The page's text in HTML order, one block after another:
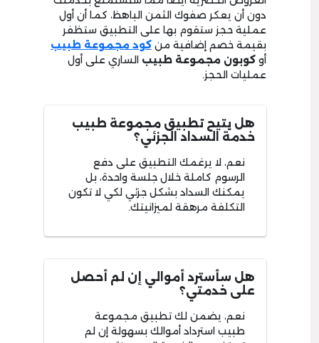
دون أن يعكر صفوك الثمن الباهظ، كما أن أول
عملية حجز ستقوم بها على التطبيق ستظفر
بقيمة خصم إضافية من كود مجموعة طبيب
أو كوبون مجموعة طبيب الساري على أول
عمليات الحجز.
هل يتيح تطبيق مجموعة طبيب
خدمة السداد الجزئي؟
نعم، لا يرغمك التطبيق على دفع
الرسوم كاملة خلال جلسة واحدة، بل
يمكنك السداد بشكل جزئي لكي لا تكون
التكلفة مرهقة لميزانيتك.
هل سأسترد أموالي إن لم أحصل
على خدمتي؟
نعم، يضمن لك تطبيق مجموعة
طبيب استرداد أموالك بسهولة إن لم